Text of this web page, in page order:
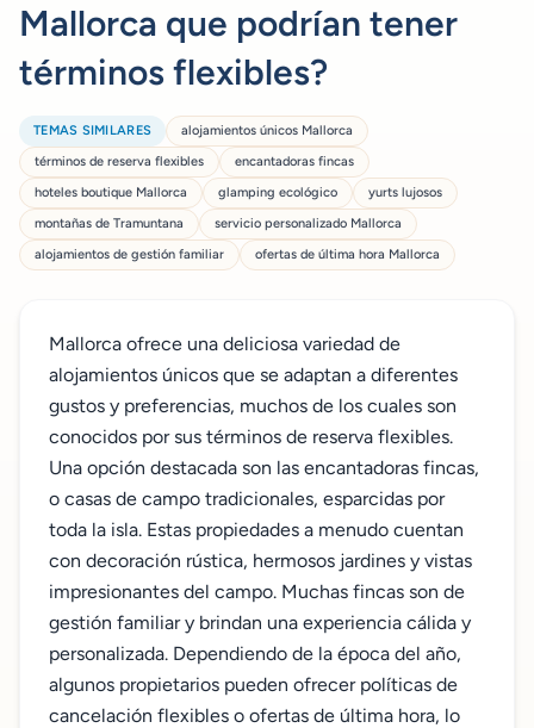
Mallorca que podrían tener
términos flexibles?
TEMAS SIMILARES
alojamientos únicos Mallorca
términos de reserva flexibles
encantadoras fincas
hoteles boutique Mallorca
glamping ecológico
yurts lujosos
montañas de Tramuntana
servicio personalizado Mallorca
alojamientos de gestión familiar
ofertas de última hora Mallorca
Mallorca ofrece una deliciosa variedad de
alojamientos únicos que se adaptan a diferentes
gustos y preferencias, muchos de los cuales son
conocidos por sus términos de reserva flexibles.
Una opción destacada son las encantadoras fincas,
o casas de campo tradicionales, esparcidas por
toda la isla. Estas propiedades a menudo cuentan
con decoración rústica, hermosos jardines y vistas
impresionantes del campo. Muchas fincas son de
gestión familiar y brindan una experiencia cálida y
personalizada. Dependiendo de la época del año,
algunos propietarios pueden ofrecer políticas de
cancelación flexibles o ofertas de última hora, lo